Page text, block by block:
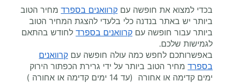
בכדי למצוא את חופשה עם קרוואנים בספרד מחיר הטוב
ביותר יש באתר בנדנה כלי בלעדי להצגת המחיר הטוב
ביותר עבור חופשה עם קרוואנים בספרד לחודש בהתאם
לגמישות שלכם.
באפשרותכם לחפש כמה עולה חופשה עם קרוואנים
בספרד מחיר הטוב ביותר על ידי גרירת הכפתור הירוק
ימים קדימה או אחורה (עד 14 ימים קדימה או אחורה )